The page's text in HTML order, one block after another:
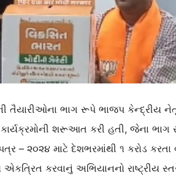
તૈયારીઓના ભાગ રૂપે ભાજપ કેન્દ્રીય
શરૂઆત કરી હતી, જેના ભાગ
– ૨૦૨૪ માટે દેશભરમાંથી ૧ કરોડ કરતા
કરવાનું અભિયાનનો રાષ્ટ્રીય